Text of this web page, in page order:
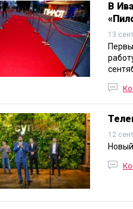
В
13
12